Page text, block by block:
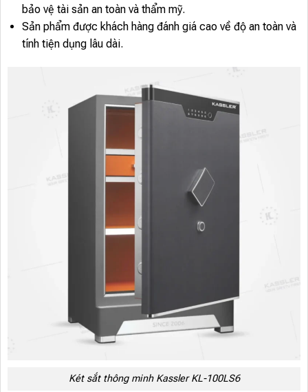
bảo vệ tài sản an toàn và thẩm mỹ.
Sản phẩm được khách hàng đánh giá cao về độ an toàn và
tính tiện dụng lâu dài.
Két sắt thông minh Kassler KL-100LS6